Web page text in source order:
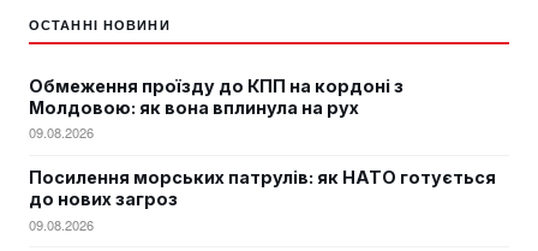
ОСТАННІ НОВИНИ
Обмеження проїзду до КПП на кордоні з
Молдовою: як вона вплинула на рух
09.08.2026
Посилення морських патрулів: як НАТО готується
до нових загроз
09.08.2026